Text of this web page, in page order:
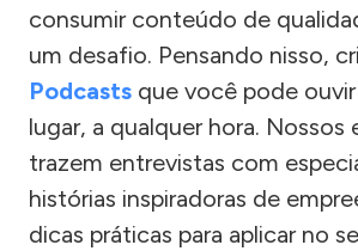
consumir conteúdo de
um desafio. Pensando nisso,
Podcasts que você pode
lugar, a qualquer hora. Nossos
trazem entrevistas com
histórias inspiradoras de
dicas práticas para aplicar no